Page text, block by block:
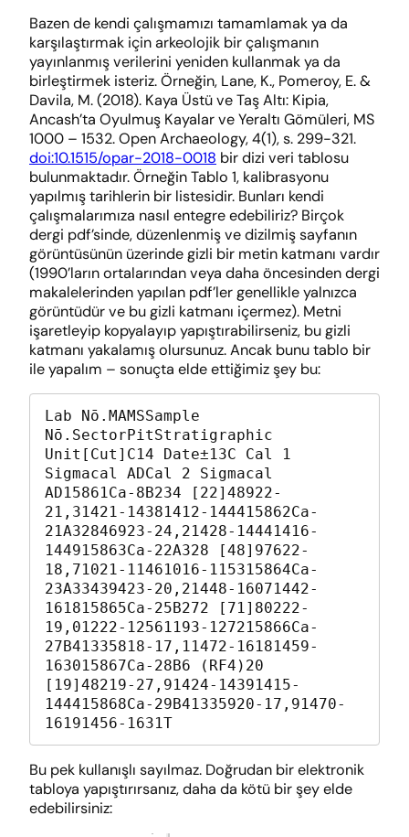
Bazen de kendi çalışmamızı tamamlamak ya da
karşılaştırmak için arkeolojik bir çalışmanın
yayınlanmış verilerini yeniden kullanmak ya da
birleştirmek isteriz. Örneğin, Lane, K., Pomeroy, E. &
Davila, M. (2018). Kaya Üstü ve Taş Altı: Kipia,
Ancash’ta Oyulmuş Kayalar ve Yeraltı Gömüleri, MS
1000 – 1532. Open Archaeology, 4(1), s. 299-321.
doi:10.1515/opar-2018-0018 bir dizi veri tablosu
bulunmaktadır. Örneğin Tablo 1, kalibrasyonu
yapılmış tarihlerin bir listesidir. Bunları kendi
çalışmalarımıza nasıl entegre edebiliriz? Birçok
dergi pdf’sinde, düzenlenmiş ve dizilmiş sayfanın
görüntüsünün üzerinde gizli bir metin katmanı vardır
(1990’ların ortalarından veya daha öncesinden dergi
makalelerinden yapılan pdf’ler genellikle yalnızca
görüntüdür ve bu gizli katmanı içermez). Metni
işaretleyip kopyalayıp yapıştırabilirseniz, bu gizli
katmanı yakalamış olursunuz. Ancak bunu tablo bir
ile yapalım – sonuçta elde ettiğimiz şey bu:
Lab Nō.MAMSSample
Nō.SectorPitStratigraphic
Unit[Cut]C14 Date±13C Cal 1
Sigmacal ADCal 2 Sigmacal
AD15861Ca-8B234 [22]48922-
21,31421-14381412-144415862Ca-
21A32846923-24,21428-14441416-
144915863Ca-22A328 [48]97622-
18,71021-11461016-115315864Ca-
23A33439423-20,21448-16071442-
161815865Ca-25B272 [71]80222-
19,01222-12561193-127215866Ca-
27B41335818-17,11472-16181459-
163015867Ca-28B6 (RF4)20
[19]48219-27,91424-14391415-
144415868Ca-29B41335920-17,91470-
16191456-1631T
Bu pek kullanışlı sayılmaz. Doğrudan bir elektronik
tabloya yapıştırırsanız, daha da kötü bir şey elde
edebilirsiniz: